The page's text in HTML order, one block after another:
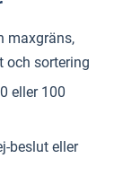
maxgräns,
och sortering
eller 100
beslut eller